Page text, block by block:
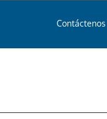
Contáctenos